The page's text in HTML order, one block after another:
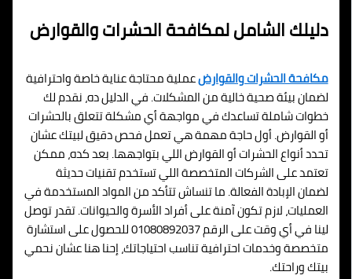
دليلك الشامل لمكافحة الحشرات والقوارض
مكافحة الحشرات والقوارضعملية محتاجة عناية خاصة واحترافية
لضمان بيئة صحية خالية من المشكلات. في الدليل ده، نقدم لك
خطوات شاملة تساعدك في مواجهة أي مشكلة تتعلق بالحشرات
أو القوارض. أول حاجة مهمة هي تعمل فحص دقيق لبيتك عشان
تحدد أنواع الحشرات أو القوارض اللي بتواجهها. بعد كده، ممكن
تعتمد على الشركات المتخصصة اللي تستخدم تقنيات حديثة
لضمان الإبادة الفعالة. ما تنساش تتأكد من المواد المستخدمة في
العمليات، لازم تكون آمنة على أفراد الأسرة والحيوانات. تقدر توصل
لينا في أي وقت على الرقم 01080892037 للحصول على استشارة
متخصصة وخدمات احترافية تناسب احتياجاتك، إحنا هنا عشان نحمي
بيتك وراحتك.